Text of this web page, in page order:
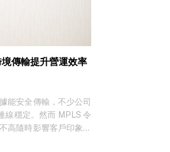
傳輸提升營運效率
能安全傳輸，不少公司
線穩定。然而 MPLS 令
高隨時影響客戶印象。